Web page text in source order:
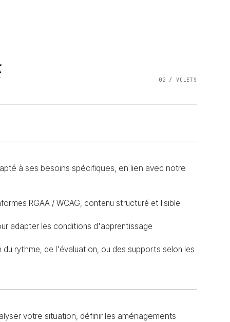
02 / VOLETS
à ses besoins spécifiques, en lien avec notre
RGAA / WCAG, contenu structuré et lisible
adapter les conditions d'apprentissage
rythme, de l'évaluation, ou des supports selon les
votre situation, définir les aménagements